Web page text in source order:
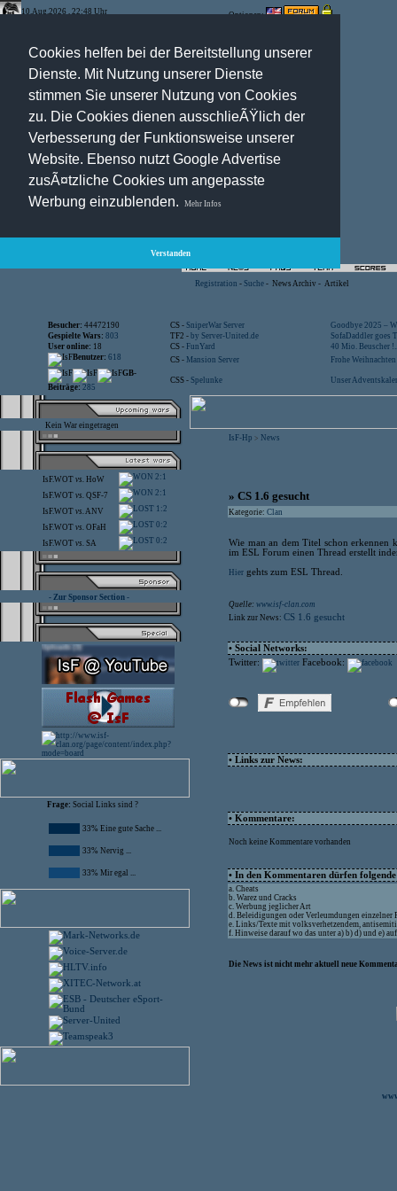
Cookies helfen bei der Bereitstellung unserer
Dienste. Mit Nutzung unserer Dienste
stimmen Sie unserer Nutzung von Cookies
zu. Die Cookies dienen ausschlieÃŸlich der
Verbesserung der Funktionsweise unserer
Website. Ebenso nutzt Google Advertise
zusÃ¤tzliche Cookies um angepasste
Werbung einzublenden.
Mehr Infos
Verstanden
10.Aug.2026 , 22:48 Uhr Optionen:
Registration - Suche - News Archiv - Artikel
Besucher: 44472190 CS - SniperWar Server
Goodbye 2025 –
Gespielte Wars: 803 TF2 - by Server-United.de
SofaDaddler goes
User online: 18 CS - FunYard
40 Mio. Beuscher
Benutzer: 618 CS - Mansion Server
Frohe
GB-
Beiträge: 285
CSS - Spelunke Unser
Kein War eingetragen
IsF.WOT vs. HoW 2:1
IsF.WOT vs. QSF-7 2:1
IsF.WOT vs.ANV 1:2
IsF.WOT vs. OFaH 0:2
IsF.WOT vs. SA 0:2
- Zur Sponsor Section -
Frage: Social Links sind ?
33% Eine gute Sache ...
33% Nervig ...
33% Mir egal ...
IsF-Hp > News
» CS 1.6 gesucht
Kategorie: Clan
Wie man an dem Titel schon erkennen
im ESL Forum einen Thread erstellt
Hier gehts zum ESL Thread.
Quelle: www.isf-clan.com
Link zur News: CS 1.6 gesucht
• Social Networks:
Twitter:
Facebook:
• Links zur News:
• Kommentare:
Noch keine Kommentare vorhanden
• In den Kommentaren dürfen
a. Cheats
b. Warez und Cracks
c. Werbung jeglicher Art
d. Beleidigungen oder Verleumdungen einzelner
e. Links/Texte mit volksverhetzendem,
f. Hinweise darauf wo das unter a) b) d) und e)
Die News ist nicht mehr aktuell neue